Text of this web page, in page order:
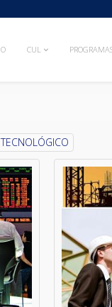
CUL
TECNOLÓGICO